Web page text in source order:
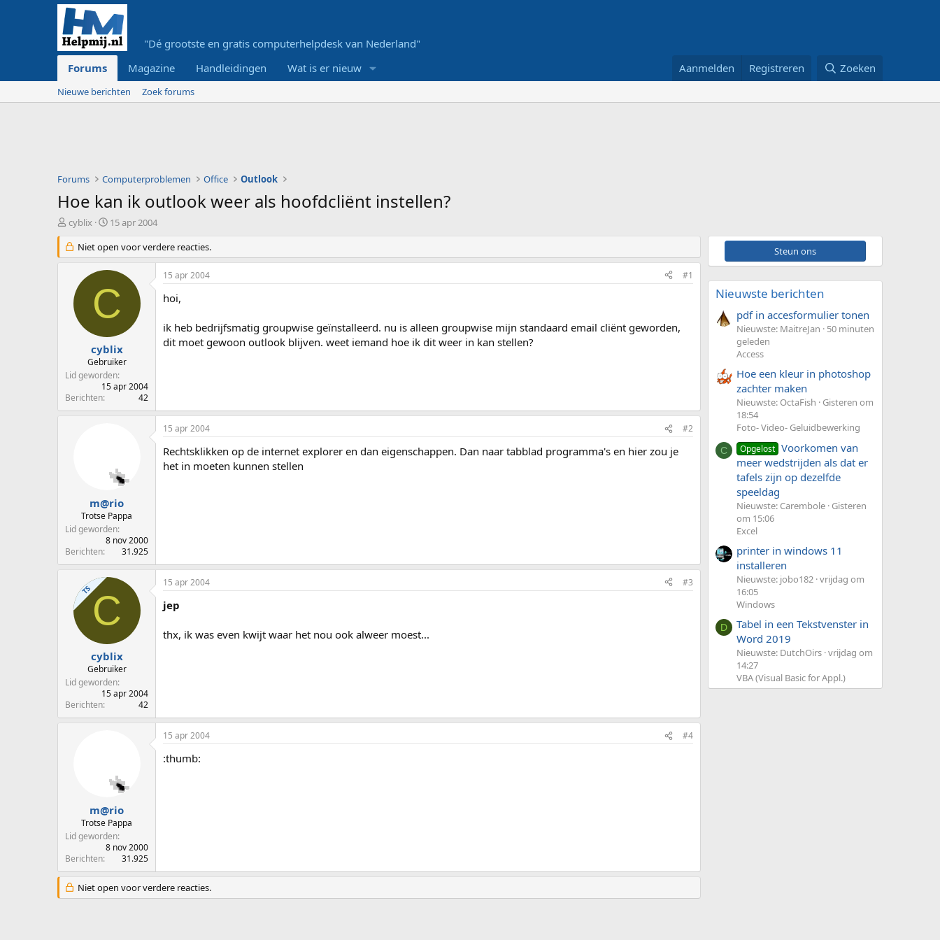
"Dé grootste en gratis computerhelpdesk van Nederland"
Forums
Magazine Handleidingen Wat is er nieuw Aanmelden Registreren Zoeken
Nieuwe berichten Zoek forums
Forums Computerproblemen Office Outlook
Hoe kan ik outlook weer als hoofdcliënt instellen?
O
d
e
r
e
r
cyblix
S
a
r
t
a
u
m
15 apr 2004
Niet open voor verdere reacties.
C
cyblix
Gebruiker
Lid geworden
15 apr 2004
Berichten
42
15 apr 2004 #1
hoi,
ik heb bedrijfsmatig groupwise geïnstalleerd. nu is alleen groupwise mijn standaard email cliënt geworden,
dit moet gewoon outlook blijven. weet iemand hoe ik dit weer in kan stellen?
m@rio
Trotse Pappa
Lid geworden
8 nov 2000
Berichten
31.925
15 apr 2004 #2
Rechtsklikken op de internet explorer en dan eigenschappen. Dan naar tabblad programma's en hier zou je
het in moeten kunnen stellen
TSC
cyblix
Gebruiker
Lid geworden
15 apr 2004
Berichten
42
15 apr 2004 #3
jep
thx, ik was even kwijt waar het nou ook alweer moest...
m@rio
Trotse Pappa
Lid geworden
8 nov 2000
Berichten
31.925
15 apr 2004 #4
:thumb:
Niet open voor verdere reacties.
Steun ons
Nieuwste berichten
pdf in accesformulier tonen
Nieuwste: MaitreJan
50 minuten
geleden
Access
Hoe een kleur in photoshop
zachter maken
Nieuwste: OctaFish
Gisteren om
18:54
Foto- Video- Geluidbewerking
C Opgelost Voorkomen van
meer wedstrijden als dat er
tafels zijn op dezelfde
speeldag
Nieuwste: Carembole Gisteren
om 15:06
Excel
printer in windows 11
installeren
Nieuwste: jobo182 vrijdag om
16:05
Windows
D
Tabel in een Tekstvenster in
Word 2019
Nieuwste: DutchOirs vrijdag om
14:27
VBA (Visual Basic for Appl.)